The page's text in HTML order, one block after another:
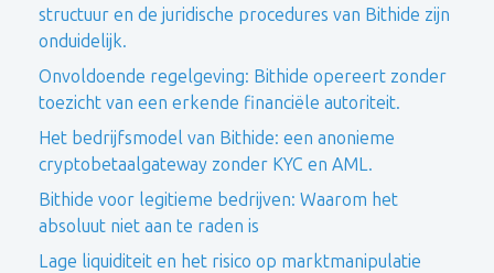
structuur en de juridische procedures van Bithide zijn
onduidelijk.
Onvoldoende regelgeving: Bithide opereert zonder
toezicht van een erkende financiële autoriteit.
Het bedrijfsmodel van Bithide: een anonieme
cryptobetaalgateway zonder KYC en AML.
Bithide voor legitieme bedrijven: Waarom het
absoluut niet aan te raden is
Lage liquiditeit en het risico op marktmanipulatie